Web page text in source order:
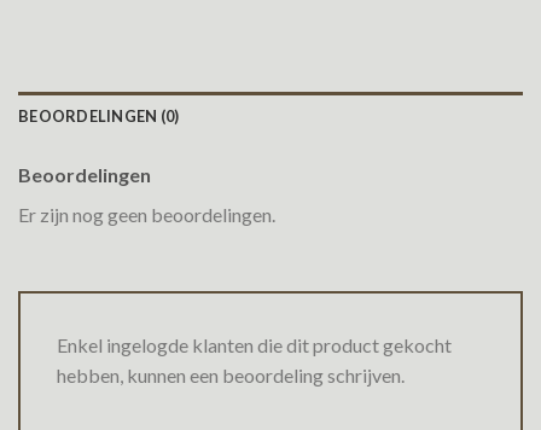
BEOORDELINGEN (0)
Beoordelingen
Er zijn nog geen beoordelingen.
Enkel ingelogde klanten die dit product gekocht
hebben, kunnen een beoordeling schrijven.